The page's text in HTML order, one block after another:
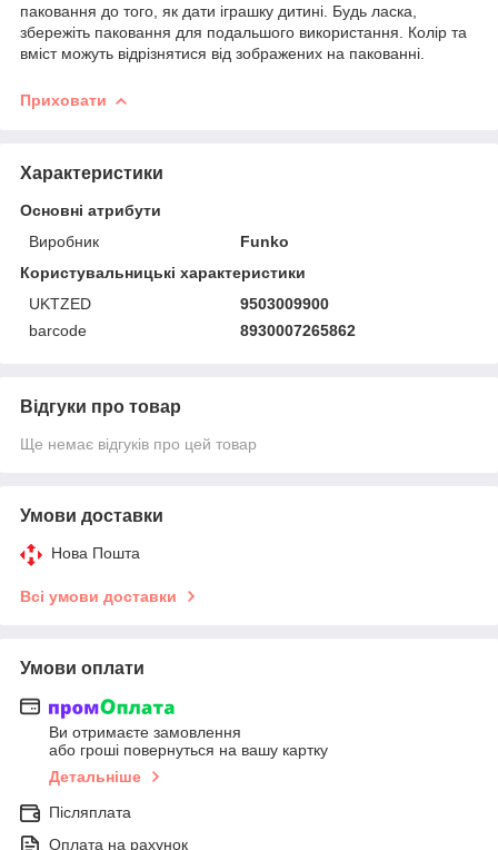
паковання до того, як дати іграшку дитині. Будь ласка,
збережіть паковання для подальшого використання. Колір та
вміст можуть відрізнятися від зображених на пакованні.
Приховати
Характеристики
Основні атрибути
Виробник
Funko
Користувальницькі характеристики
UKTZED
9503009900
barcode
8930007265862
Відгуки про товар
Ще немає відгуків про цей товар
Умови доставки
Нова Пошта
Всі умови доставки
Умови оплати
Ви отримаєте замовлення
або гроші повернуться на вашу картку
Детальніше
Післяплата
Оплата на рахунок